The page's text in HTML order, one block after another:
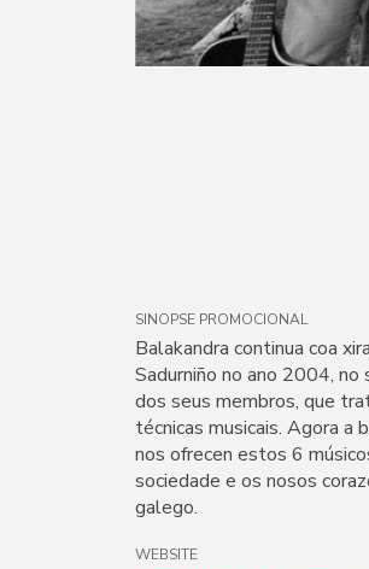
SINOPSE PROMOCIONAL
Balakandra continua coa
Sadurniño no ano 2004, no
dos seus membros, que
técnicas musicais. Agora a
nos ofrecen estos 6
sociedade e os nosos
galego.
WEBSITE